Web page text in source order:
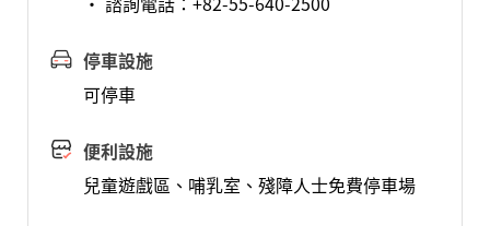
停車設施
可停車
便利設施
兒童遊戲區、哺乳室、殘障人士免費停車場